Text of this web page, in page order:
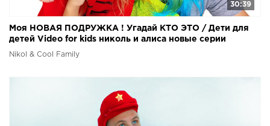
30:39
Моя НОВАЯ ПОДРУЖКА ! Угадай КТО ЭТО / Дети для
детей Video for kids николь и алиса новые серии
Nikol & Cool Family